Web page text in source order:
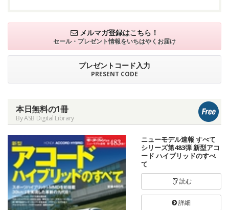
メルマガ登録はこちら！
セール・プレゼント情報をいちはやくお届け
プレゼントコード入力
PRESENT CODE
本日無料の1冊
By ASB Digital Library
ニューモデル速報 すべて
シリーズ第483弾 新型アコ
ード ハイブリッドのすべ
て
読む
詳細